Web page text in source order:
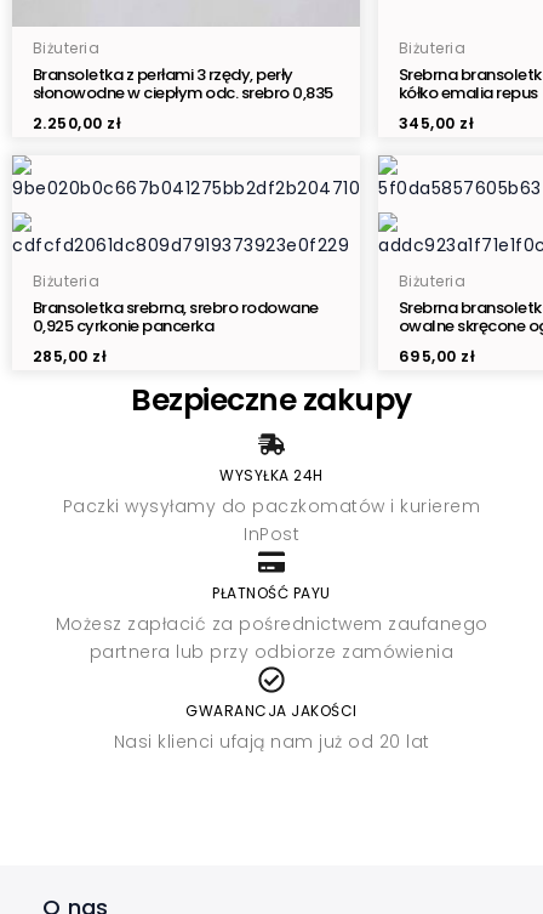
Biżuteria
Bransoletka z perłami 3 rzędy, perły
słonowodne w ciepłym odc. srebro 0,835
2.250,00 zł
Biżuteria
Srebrna
kółko emalia repus
345,00 zł
Biżuteria
Bransoletka srebrna, srebro rodowane
0,925 cyrkonie pancerka
285,00 zł
Biżuteria
Srebrna
owalne skręcone
695,00 zł
Bezpieczne zakupy
WYSYŁKA 24H
Paczki wysyłamy do paczkomatów i kurierem
InPost
PŁATNOŚĆ PAYU
Możesz zapłacić za pośrednictwem zaufanego
partnera lub przy odbiorze zamówienia
GWARANCJA JAKOŚCI
Nasi klienci ufają nam już od 20 lat
O nas